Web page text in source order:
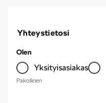
Yhteystietosi
Olen
Yksityisasiakas
Pakollinen